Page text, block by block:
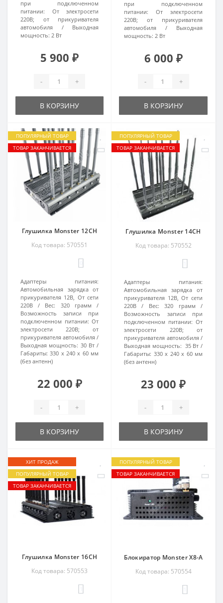
при подключенном
питании:
От электросети
220В; от прикуривателя
автомобиля
Выходная
мощность: 2 Вт
5 900 ₽
- +
В КОРЗИНУ
при подключенном
питании:
От электросети
220В; от прикуривателя
автомобиля
Выходная
мощность: 2 Вт
6 000 ₽
- +
В КОРЗИНУ
ПОПУЛЯРНЫЙ ТОВАР
ТОВАР ЗАКАНЧИВАЕТСЯ
Глушилка Monster 12CH
Код товара: 570551
Адаптеры питания:
Автомобильная зарядка от
прикуривателя 12В, От сети
220В
Вес:
320 грамм
Возможность записи при
подключенном питании: От
электросети 220В; от
прикуривателя автомобиля
Выходная мощность: 30 Вт
Габариты: 330 х 240 х 60 мм
(без антенн)
22 000 ₽
- +
В КОРЗИНУ
ПОПУЛЯРНЫЙ ТОВАР
ТОВАР ЗАКАНЧИВАЕТСЯ
Глушилка Monster 14CH
Код товара: 570552
Адаптеры питания:
Автомобильная зарядка от
прикуривателя 12В, От сети
220В
Вес:
320 грамм
Возможность записи при
подключенном питании: От
электросети 220В; от
прикуривателя автомобиля
Выходная мощность: 35 Вт
Габариты: 330 х 240 х 60 мм
(без антенн)
23 000 ₽
- +
В КОРЗИНУ
ХИТ ПРОДАЖ
ПОПУЛЯРНЫЙ ТОВАР
ТОВАР ЗАКАНЧИВАЕТСЯ
Глушилка Monster 16CH
Код товара: 570553
ПОПУЛЯРНЫЙ ТОВАР
ТОВАР ЗАКАНЧИВАЕТСЯ
Блокиратор Monster X8-A
Код товара: 570554